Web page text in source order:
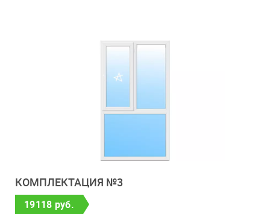
КОМПЛЕКТАЦИЯ №3
19118 руб.